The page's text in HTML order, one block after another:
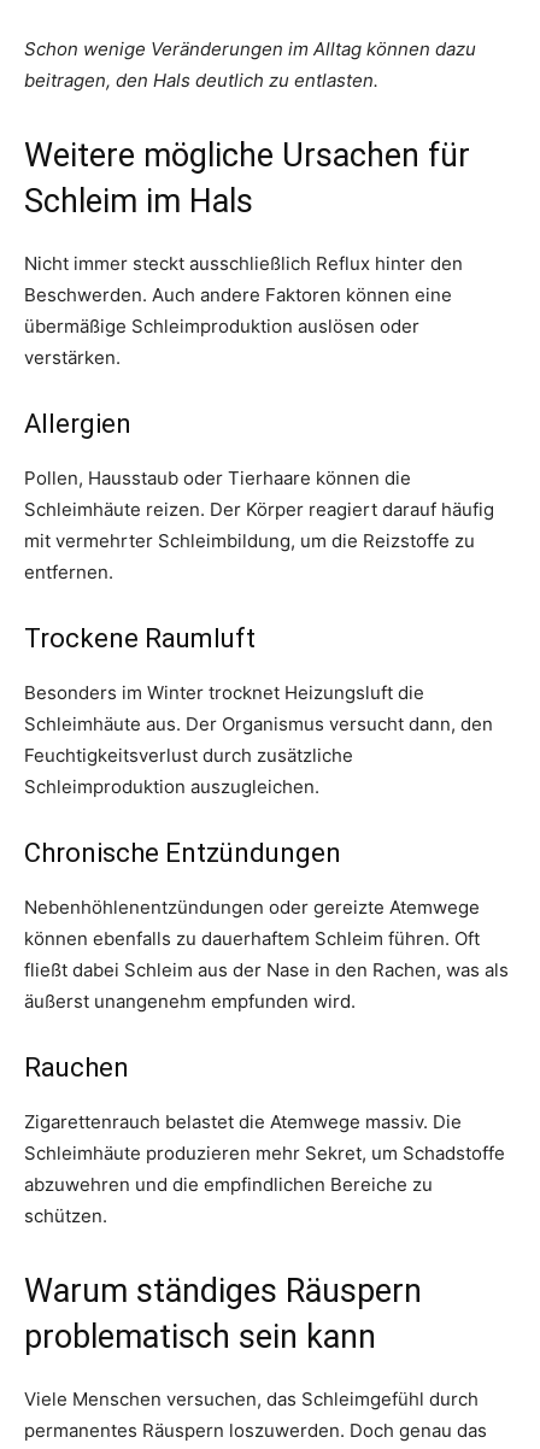
Schon wenige Veränderungen im Alltag können dazu
beitragen, den Hals deutlich zu entlasten.
Weitere mögliche Ursachen für
Schleim im Hals
Nicht immer steckt ausschließlich Reflux hinter den
Beschwerden. Auch andere Faktoren können eine
übermäßige Schleimproduktion auslösen oder
verstärken.
Allergien
Pollen, Hausstaub oder Tierhaare können die
Schleimhäute reizen. Der Körper reagiert darauf häufig
mit vermehrter Schleimbildung, um die Reizstoffe zu
entfernen.
Trockene Raumluft
Besonders im Winter trocknet Heizungsluft die
Schleimhäute aus. Der Organismus versucht dann, den
Feuchtigkeitsverlust durch zusätzliche
Schleimproduktion auszugleichen.
Chronische Entzündungen
Nebenhöhlenentzündungen oder gereizte Atemwege
können ebenfalls zu dauerhaftem Schleim führen. Oft
fließt dabei Schleim aus der Nase in den Rachen, was als
äußerst unangenehm empfunden wird.
Rauchen
Zigarettenrauch belastet die Atemwege massiv. Die
Schleimhäute produzieren mehr Sekret, um Schadstoffe
abzuwehren und die empfindlichen Bereiche zu
schützen.
Warum ständiges Räuspern
problematisch sein kann
Viele Menschen versuchen, das Schleimgefühl durch
permanentes Räuspern loszuwerden. Doch genau das